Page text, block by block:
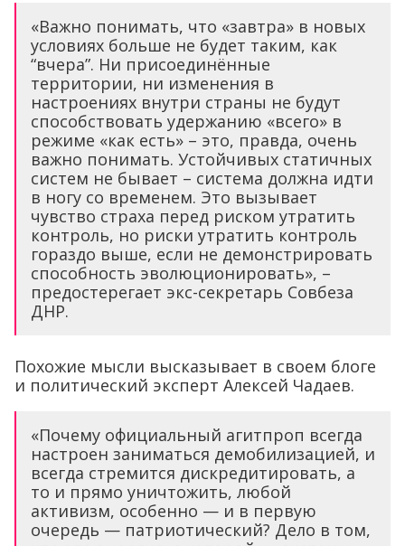
«Важно понимать, что «завтра» в новых
условиях больше не будет таким, как
“вчера”. Ни присоединённые
территории, ни изменения в
настроениях внутри страны не будут
способствовать удержанию «всего» в
режиме «как есть» – это, правда, очень
важно понимать. Устойчивых статичных
систем не бывает – система должна идти
в ногу со временем. Это вызывает
чувство страха перед риском утратить
контроль, но риски утратить контроль
гораздо выше, если не демонстрировать
способность эволюционировать», –
предостерегает экс-секретарь Совбеза
ДНР.
Похожие мысли высказывает в своем блоге
и политический эксперт Алексей Чадаев.
«Почему официальный агитпроп всегда
настроен заниматься демобилизацией, и
всегда стремится дискредитировать, а
то и прямо уничтожить, любой
активизм, особенно — и в первую
очередь — патриотический? Дело в том,